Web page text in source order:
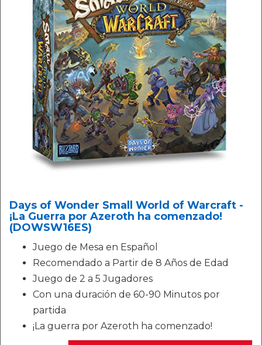
Days of Wonder Small World of Warcraft -
¡La Guerra por Azeroth ha comenzado!
(DOWSW16ES)
Juego de Mesa en Español
Recomendado a Partir de 8 Años de Edad
Juego de 2 a 5 Jugadores
Con una duración de 60-90 Minutos por
partida
¡La guerra por Azeroth ha comenzado!